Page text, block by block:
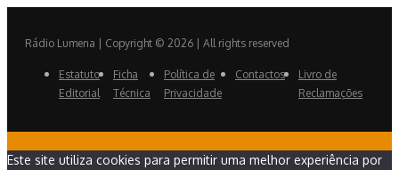
Rádio Lumena | Copyright © 2026 | All rights reserved
Estatuto
Editorial
Ficha
Técnica
Política de
Privacidade
Contactos
Livro de
Reclamações
Este site utiliza cookies para permitir uma melhor experiência por